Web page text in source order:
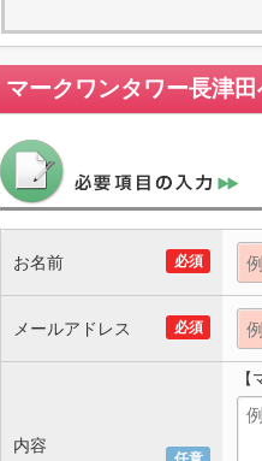
マークワンタワー長津田
必須
お名前
必須
メールアドレス
内容